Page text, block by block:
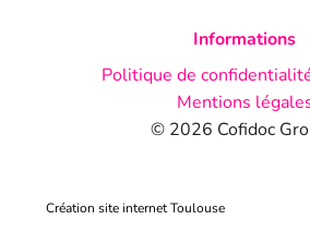
Informations
Politique de
Mentions
© 2026 Cofidoc
Création site internet Toulouse